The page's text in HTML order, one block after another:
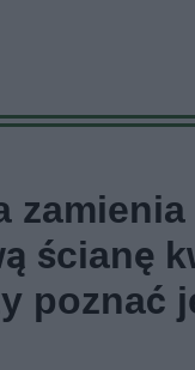
ścianę
poznać